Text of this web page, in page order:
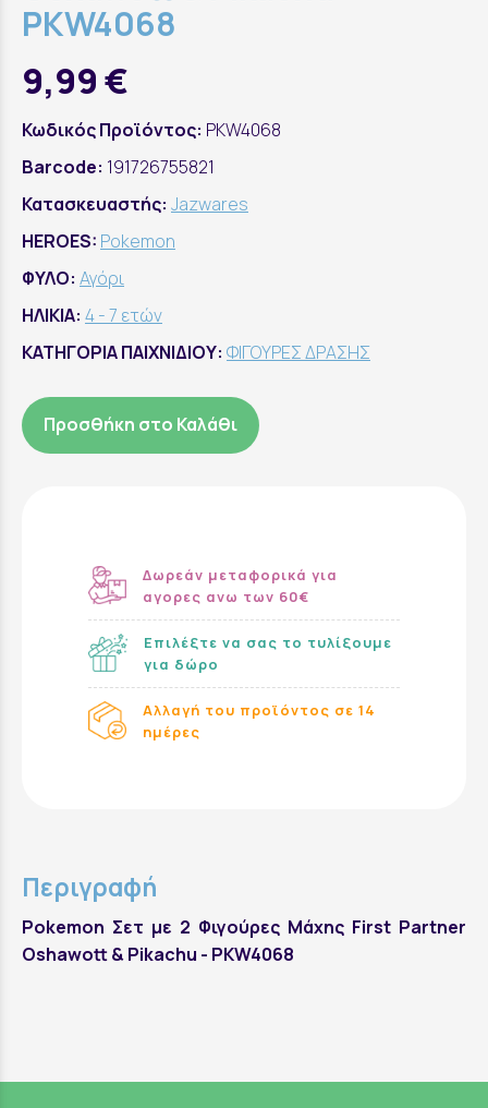
PKW4068
9,99 €
Κωδικός Προϊόντος: PKW4068
Barcode: 191726755821
Κατασκευαστής: Jazwares
HEROES: Pokemon
ΦΥΛΟ: Αγόρι
ΗΛΙΚΙΑ: 4 - 7 ετών
ΚΑΤΗΓΟΡΙΑ ΠΑΙΧΝΙΔΙΟΥ: ΦΙΓΟΥΡΕΣ ΔΡΑΣΗΣ
Προσθήκη στο Καλάθι
Δωρεάν μεταφορικά για
αγορες ανω των 60€
Επιλέξτε να σας το τυλίξουμε
για δώρο
Αλλαγή του προϊόντος σε 14
ημέρες
Περιγραφή
Pokemon Σετ με 2 Φιγούρες Μάχης First Partner
Oshawott & Pikachu - PKW4068